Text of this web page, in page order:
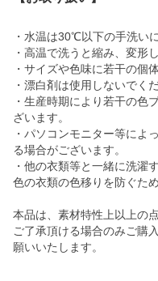
・水温は30℃以下の手洗い
・高温で洗うと縮み、変形
・サイズや色味に若干の個
・漂白剤は使用しないでくだ
・生産時期により若干の色
ざいます。
・パソコンモニター等によ
る場合がございます。
・他の衣類等と一緒に洗濯
色の衣類の色移りを防ぐた
本品は、素材特性上以上の
ご了承頂ける場合のみご購
願いいたします。